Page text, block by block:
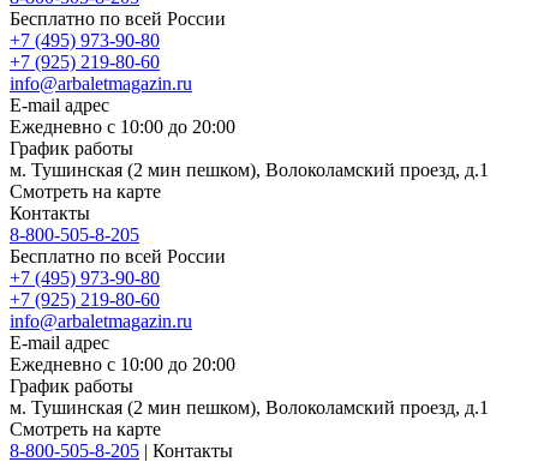
Бесплатно по всей России
+7 (495) 973-90-80
+7 (925) 219-80-60
info@arbaletmagazin.ru
E-mail адрес
Ежедневно с 10:00 до 20:00
График работы
м. Тушинская (2 мин пешком), Волоколамский проезд, д.1
Смотреть на карте
Контакты
8-800-505-8-205
Бесплатно по всей России
+7 (495) 973-90-80
+7 (925) 219-80-60
info@arbaletmagazin.ru
E-mail адрес
Ежедневно с 10:00 до 20:00
График работы
м. Тушинская (2 мин пешком), Волоколамский проезд, д.1
Смотреть на карте
8-800-505-8-205 | Контакты